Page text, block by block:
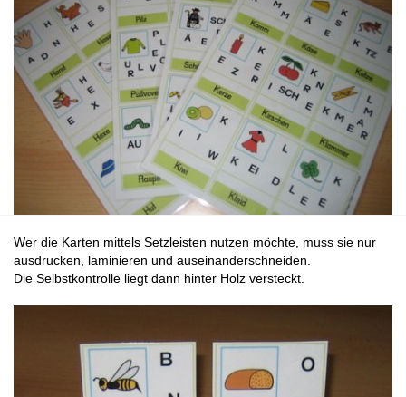
Wer die Karten mittels Setzleisten nutzen möchte, muss sie nur
ausdrucken, laminieren und auseinanderschneiden.
Die Selbstkontrolle liegt dann hinter Holz versteckt.